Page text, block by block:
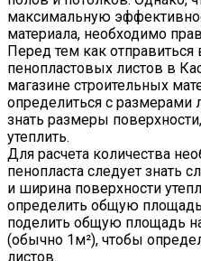
максимальную
материала, необходимо
Перед тем как отправиться
пенопластовых листов в
магазине строительных
определиться с размерами
знать размеры
утеплить.
Для расчета количества
пенопласта следует знать
и ширина поверхности
определить общую
поделить общую площадь
(обычно 1м²), чтобы
листов.